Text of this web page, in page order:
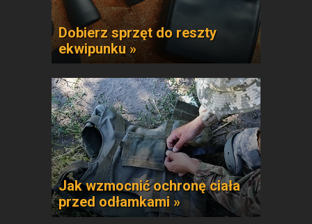
Dobierz sprzęt do reszty
ekwipunku »
Jak wzmocnić ochronę ciała
przed odłamkami »